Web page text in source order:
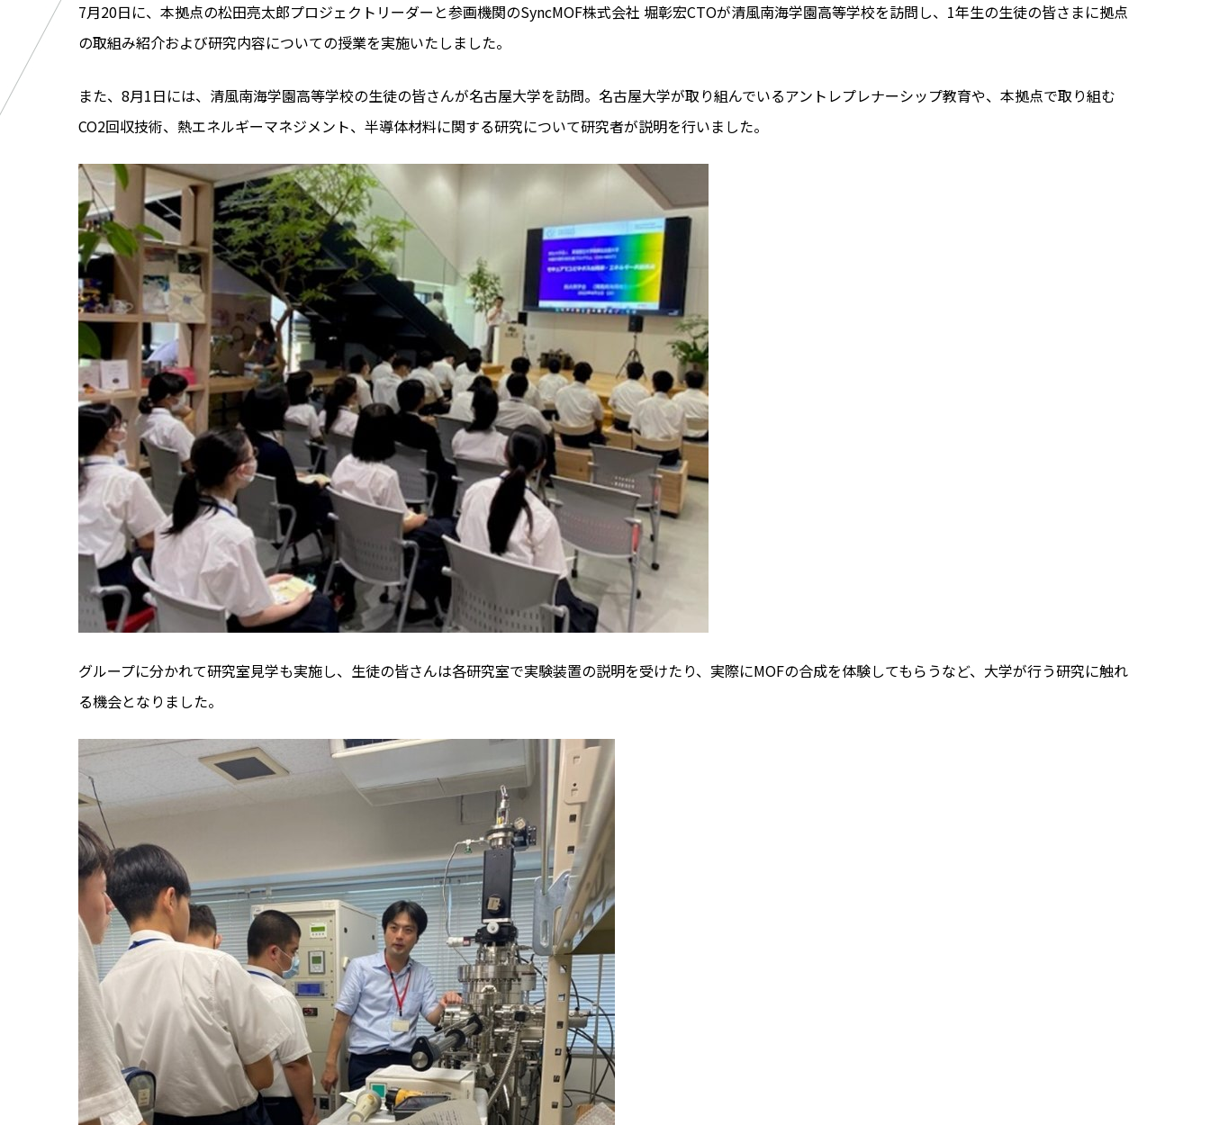
7月20日に、本拠点の松田亮太郎プロジェクトリーダーと参画機関のSyncMOF株式会社 堀彰宏CTOが清風南海学園高等学校を訪問し、1年生の生徒の皆さまに拠点
の取組み紹介および研究内容についての授業を実施いたしました。
また、8月1日には、清風南海学園高等学校の生徒の皆さんが名古屋大学を訪問。名古屋大学が取り組んでいるアントレプレナーシップ教育や、本拠点で取り組む
CO2回収技術、熱エネルギーマネジメント、半導体材料に関する研究について研究者が説明を行いました。
グループに分かれて研究室見学も実施し、生徒の皆さんは各研究室で実験装置の説明を受けたり、実際にMOFの合成を体験してもらうなど、大学が行う研究に触れ
る機会となりました。